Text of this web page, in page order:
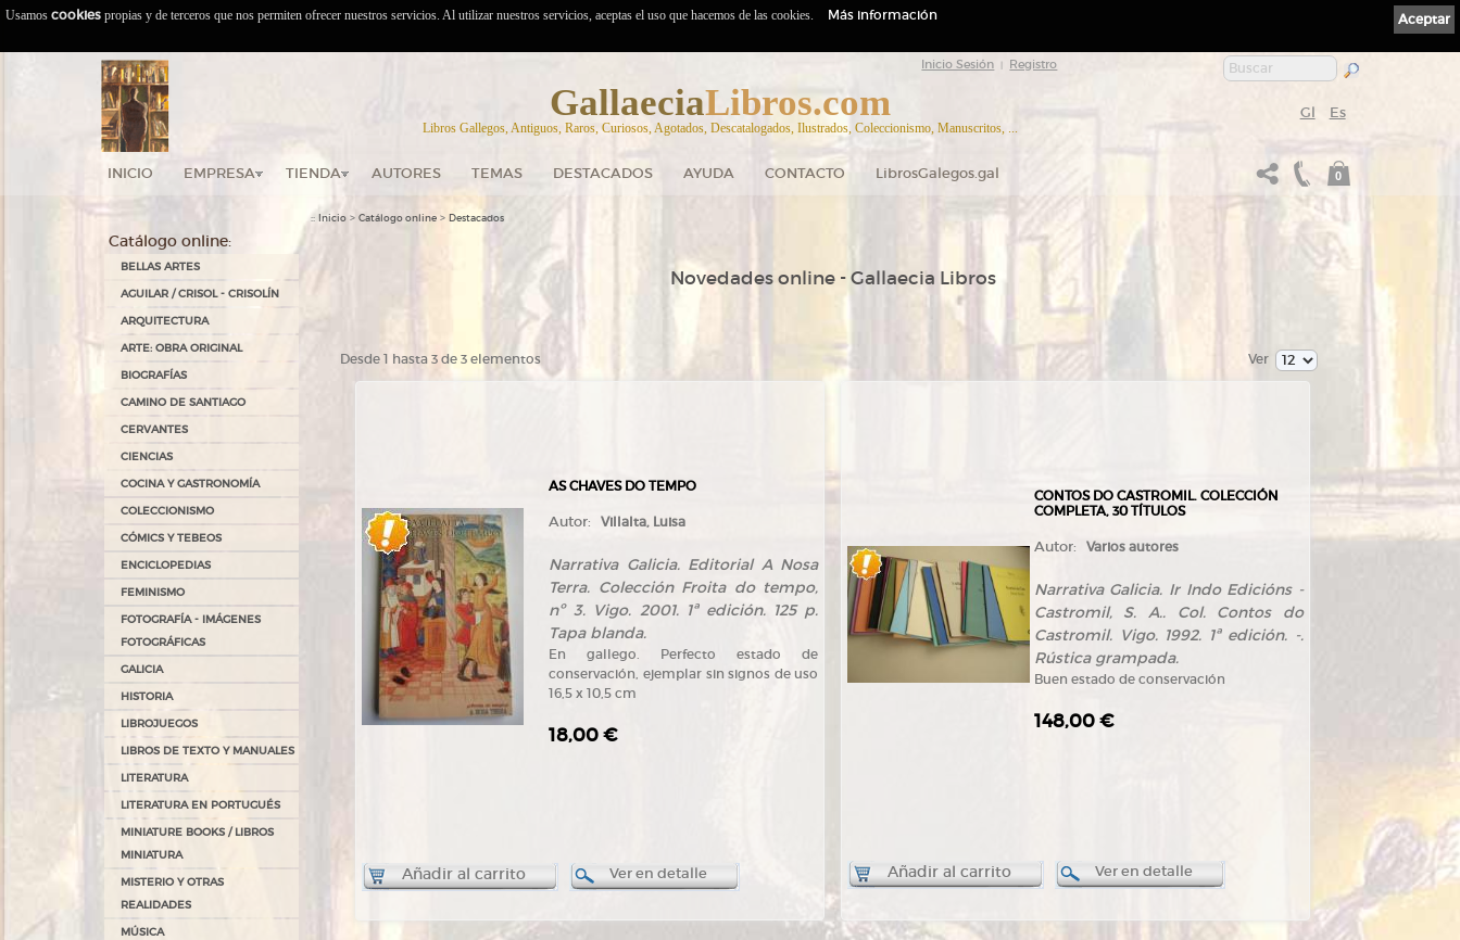
Inicio Sesión Registro
GallaeciaLibros.com
Libros Gallegos, Antiguos, Raros, Curiosos, Agotados, Descatalogados, Ilustrados, Coleccionismo, Manuscritos, ...
Gl Es
INICIO EMPRESA TIENDA AUTORES TEMAS DESTACADOS AYUDA CONTACTO LibrosGalegos.gal 0
Catálogo online:
BELLAS ARTES
AGUILAR / CRISOL - CRISOLÍN
ARQUITECTURA
ARTE: OBRA ORIGINAL
BIOGRAFÍAS
CAMINO DE SANTIAGO
CERVANTES
CIENCIAS
COCINA Y GASTRONOMÍA
COLECCIONISMO
CÓMICS Y TEBEOS
ENCICLOPEDIAS
FEMINISMO
FOTOGRAFÍA - IMÁGENES
FOTOGRÁFICAS
GALICIA
HISTORIA
LIBROJUEGOS
LIBROS DE TEXTO Y MANUALES
LITERATURA
LITERATURA EN PORTUGUÉS
MINIATURE BOOKS / LIBROS
MINIATURA
MISTERIO Y OTRAS
REALIDADES
MÚSICA
:: Inicio > Catálogo online > Destacados
Novedades online - Gallaecia Libros
Desde 1 hasta 3 de 3 elementos Ver
AS CHAVES DO TEMPO
Autor:Villalta, Luisa
Narrativa Galicia. Editorial A Nosa
Terra. Colección Froita do tempo,
nº 3. Vigo. 2001. 1ª edición. 125 p.
Tapa blanda.
En gallego. Perfecto estado de
conservación, ejemplar sin signos de uso
16,5 x 10,5 cm
18,00 €
Añadir al carrito Ver en detalle
CONTOS DO CASTROMIL. COLECCIÓN
COMPLETA, 30 TÍTULOS
Autor: Varios autores
Narrativa Galicia. Ir Indo Edicións -
Castromil, S. A.. Col. Contos do
Castromil. Vigo. 1992. 1ª edición. -.
Rústica grampada.
Buen estado de conservación
148,00 €
Añadir al carrito Ver en detalle
Aceptar
Usamos cookies propias y de terceros que nos permiten ofrecer nuestros servicios. Al utilizar nuestros servicios, aceptas el uso que hacemos de las cookies. Más información